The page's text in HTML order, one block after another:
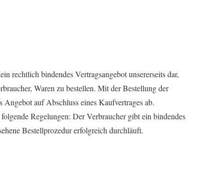
rechtlich bindendes Vertragsangebot unsererseits dar,
Waren zu bestellen. Mit der Bestellung der
auf Abschluss eines Kaufvertrages ab.
Regelungen: Der Verbraucher gibt ein bindendes
Bestellprozedur erfolgreich durchläuft.